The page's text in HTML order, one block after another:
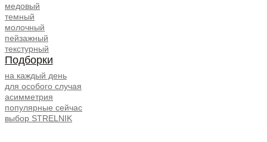
медовый
темный
молочный
пейзажный
текстурный
Подборки
на каждый день
для особого случая
асимметрия
популярные сейчас
выбор STRELNIK